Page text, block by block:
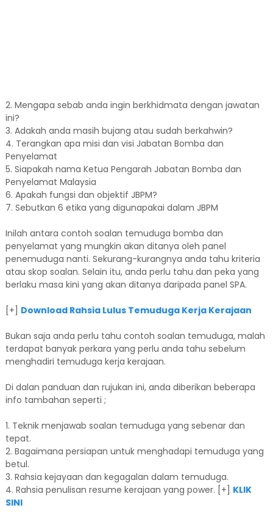
2. Mengapa sebab anda ingin berkhidmata dengan jawatan
ini?
3. Adakah anda masih bujang atau sudah berkahwin?
4. Terangkan apa misi dan visi Jabatan Bomba dan
Penyelamat
5. Siapakah nama Ketua Pengarah Jabatan Bomba dan
Penyelamat Malaysia
6. Apakah fungsi dan objektif JBPM?
7. Sebutkan 6 etika yang digunapakai dalam JBPM
Inilah antara contoh soalan temuduga bomba dan
penyelamat yang mungkin akan ditanya oleh panel
penemuduga nanti. Sekurang-kurangnya anda tahu kriteria
atau skop soalan. Selain itu, anda perlu tahu dan peka yang
berlaku masa kini yang akan ditanya daripada panel SPA.
[+] Download Rahsia Lulus Temuduga Kerja Kerajaan
Bukan saja anda perlu tahu contoh soalan temuduga, malah
terdapat banyak perkara yang perlu anda tahu sebelum
menghadiri temuduga kerja kerajaan.
Di dalan panduan dan rujukan ini, anda diberikan beberapa
info tambahan seperti ;
1. Teknik menjawab soalan temuduga yang sebenar dan
tepat.
2. Bagaimana persiapan untuk menghadapi temuduga yang
betul.
3. Rahsia kejayaan dan kegagalan dalam temuduga.
4. Rahsia penulisan resume kerajaan yang power. [+] KLIK
SINI